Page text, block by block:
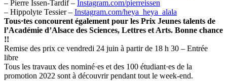
– Pierre Issen-Tardif – Instagram.com/pierreissen
– Hippolyte Tessier – Instagram.com/heya_heya_alala
Tous·tes concourent également pour les Prix Jeunes talents de
l’Académie d’Alsace des Sciences, Lettres et Arts. Bonne chance
!!
Remise des prix ce vendredi 24 juin à partir de 18 h 30 – Entrée
libre
Tous les travaux des nominé·es et des 100 étudiant·es de la
promotion 2022 sont à découvrir pendant tout le week-end.